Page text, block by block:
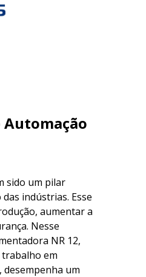
Automação
sido um pilar
indústrias. Esse
aumentar a
Nesse
NR 12,
em
desempenha um